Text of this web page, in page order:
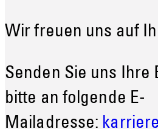
Wir freuen uns auf
Senden Sie uns Ihre
bitte an folgende E-
Mailadresse: